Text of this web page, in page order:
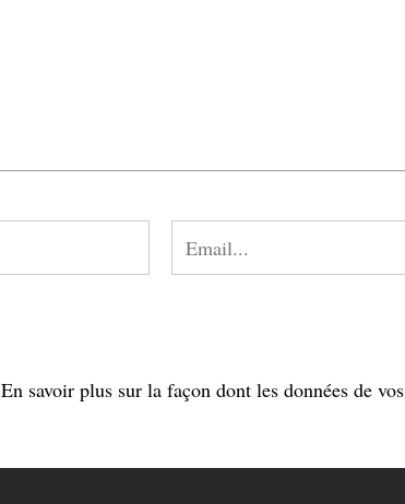
En savoir plus sur la façon dont les données de